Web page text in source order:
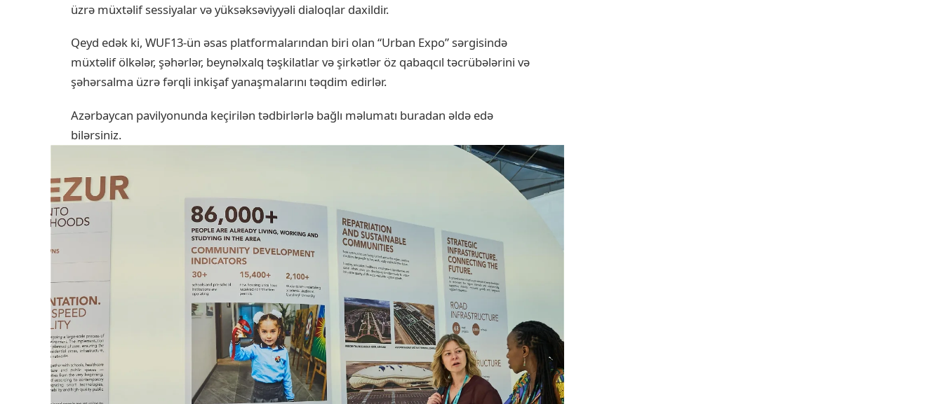
üzrə müxtəlif sessiyalar və yüksəksəviyyəli dialoqlar daxildir.
Qeyd edək ki, WUF13-ün əsas platformalarından biri olan “Urban Expo” sərgisində
müxtəlif ölkələr, şəhərlər, beynəlxalq təşkilatlar və şirkətlər öz qabaqcıl təcrübələrini və
şəhərsalma üzrə fərqli inkişaf yanaşmalarını təqdim edirlər.
Azərbaycan pavilyonunda keçirilən tədbirlərlə bağlı məlumatı buradan əldə edə
bilərsiniz.